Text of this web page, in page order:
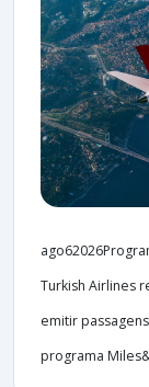
Turkish Airlines
emitir
programa